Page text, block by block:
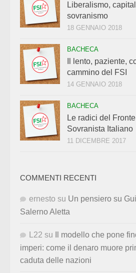
Liberalismo,
sovranismo
18 GENNAIO 2018
BACHECA
Il lento, paziente,
cammino del FSI
14 GENNAIO 2018
BACHECA
Le radici del Fronte
Sovranista Italiano
11 DICEMBRE 2017
COMMENTI RECENTI
ernesto su Un pensiero su
Salerno Aletta
L22 su
Il modello che pone
imperi: come il denaro muore
caduta delle nazioni